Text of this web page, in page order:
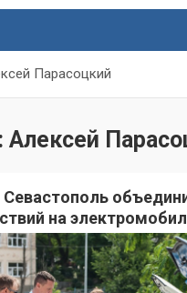
Парасоцкий
Алексей
на